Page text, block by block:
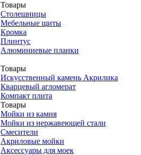
Товары
Столешницы
Мебельные щиты
Кромка
Плинтус
Алюминиевые планки
Товары
Искусственный камень Акрилика
Кварцевый агломерат
Компакт плита
Товары
Мойки из камня
Мойки из нержавеющей стали
Смесители
Акриловые мойки
Аксессуары для моек